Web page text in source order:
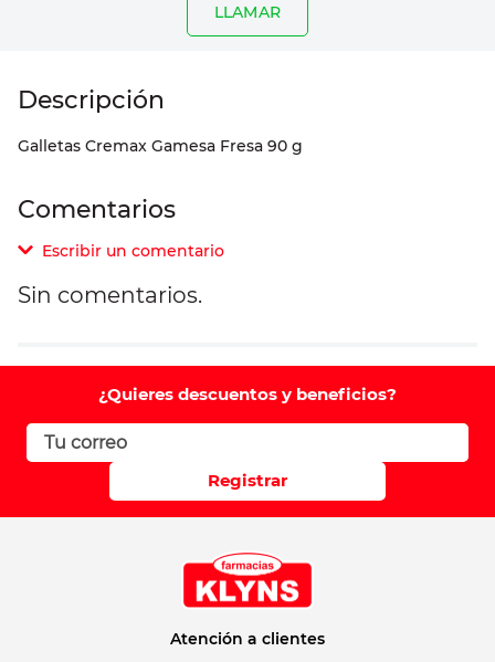
LLAMAR
Galletas Cremax Gamesa Fresa 90 g
Comentarios
Escribir un comentario
Comentario
Califique el producto de 1 a 5 estrellas
Correo electrónico
Sin comentarios.
¿Quieres descuentos y beneficios?
Registrar
Atención a clientes